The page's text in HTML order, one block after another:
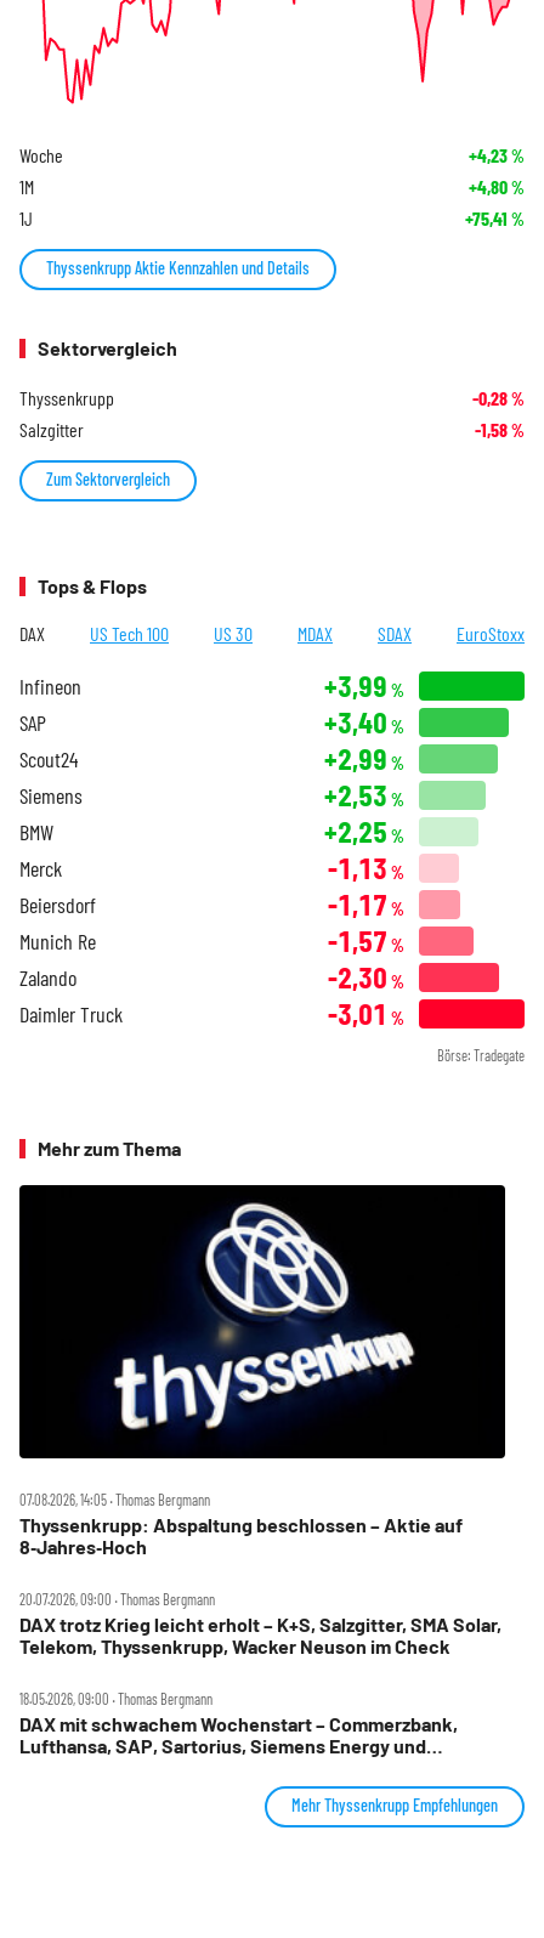
Woche +4,23%
1M +4,80%
1J +75,41 %
Thyssenkrupp Aktie Kennzahlen und Details
Sektorvergleich
Thyssenkrupp -0,28%
Salzgitter -1,58%
Zum Sektorvergleich
Tops & Flops
DAX US Tech 100 US 30 MDAX SDAX EuroStoxx
Infineon +3,99 %
SAP +3,40 %
Scout24 +2,99 %
Siemens +2,53 %
BMW +2,25 %
Merck -1,13 %
Beiersdorf -1,17 %
Munich Re -1,57 %
Zalando -2,30 %
Daimler Truck -3,01 %
Börse: Tradegate
Mehr zum Thema
07.08.2026, 14:05 ‧ Thomas Bergmann
Thyssenkrupp: Abspaltung beschlossen – Aktie auf
8‑Jahres‑Hoch
20.07.2026, 09:00 ‧ Thomas Bergmann
DAX trotz Krieg leicht erholt – K+S, Salzgitter, SMA Solar,
Telekom, Thyssenkrupp, Wacker Neuson im Check
18.05.2026, 09:00 ‧ Thomas Bergmann
DAX mit schwachem Wochenstart – Commerzbank,
Lufthansa, SAP, Sartorius, Siemens Energy und
Mehr Thyssenkrupp Empfehlungen